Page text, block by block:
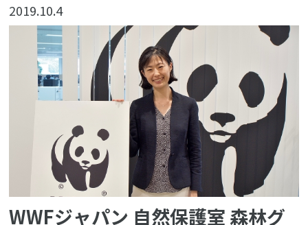
2019.10.4
WWFジャパン 自然保護室 森林グ